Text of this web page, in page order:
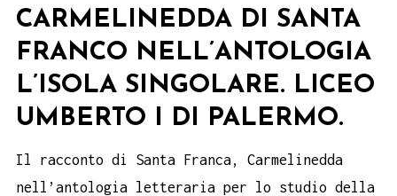
CARMELINEDDA DI SANTA
FRANCO NELL’ANTOLOGIA
L’ISOLA SINGOLARE. LICEO
UMBERTO I DI PALERMO.
Il racconto di Santa Franca, Carmelinedda
nell’antologia letteraria per lo studio della